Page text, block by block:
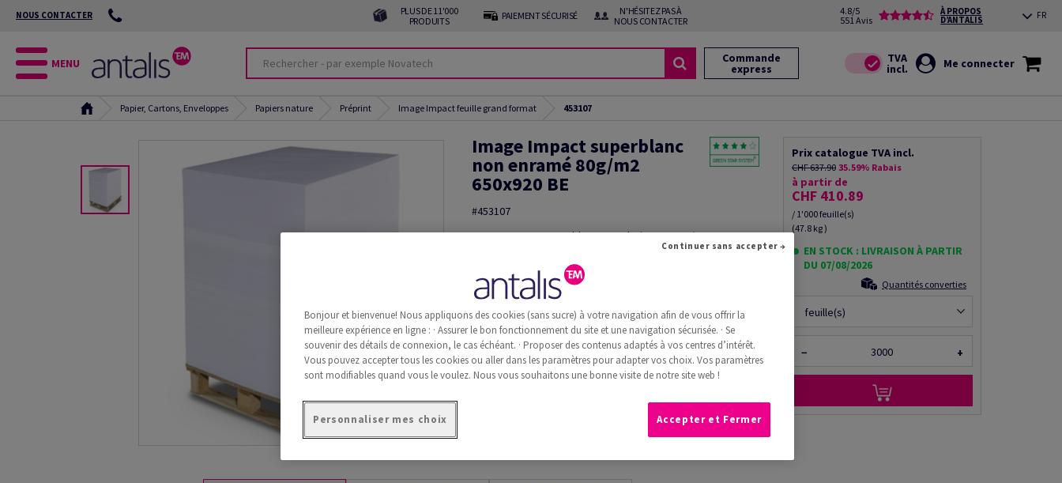
NOUS CONTACTER
PLUS DE 11'000
PRODUITS
PAIEMENT SÉCURISÉ
N'HÉSITEZ PAS À
NOUS CONTACTER
4.8/5
551 Avis
À PROPOS
D’ANTALIS FR
MENU Commande
express Me connecter
Papier, Cartons, Enveloppes Papiers nature Préprint Image Impact feuille grand format 453107
Image Impact superblanc
non enramé 80g/m2
650x920 BE
#453107
Image, Impact, superblanc, sans bois ECF, 80g/m2, 650mm x
920mm, BE, Pal. 12000 flles non enramées, pavillonnée par
500 feuilles, FSC Mix Credit
Découper le produit
Commande d'échantillon(s)
Information additionnelle Recommander ce produit
Prix catalogue TVA incl.
CHF 637.90 35.59% Rabais
à partir de
CHF 410.89
/ 1'000 feuille(s)
(47.8 kg )
EN STOCK : LIVRAISON À PARTIR
DU 07/08/2026
Quantités converties
feuille(s)
− +
Bonjour et bienvenue! Nous appliquons des cookies (sans sucre) à votre navigation afin de vous offrir la
meilleure expérience en ligne : · Assurer le bon fonctionnement du site et une navigation sécurisée. · Se
souvenir des détails de connexion, le cas échéant. · Proposer des contenus adaptés à vos centres d’intérêt.
Vous pouvez accepter tous les cookies ou aller dans les paramètres pour adapter vos choix. Vos paramètres
sont modifiables quand vous le voulez. Nous vous souhaitons une bonne visite de notre site web !
Personnaliser mes choix
Continuer sans accepter →
Accepter et Fermer